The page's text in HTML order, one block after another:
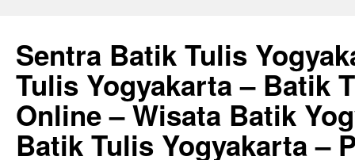
Sentra Batik Tulis
Tulis Yogyakarta – Batik
Online – Wisata Batik
Batik Tulis Yogyakarta –